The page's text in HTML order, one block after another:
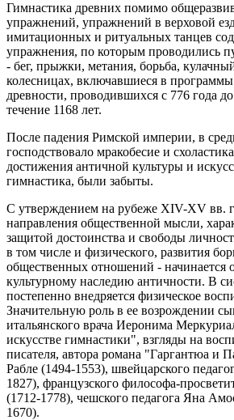
Гимнастика древних помимо
упражнений, упражнений в верховой
имитационных и ритуальных танцев
упражнения, по которым проводились
- бег, прыжки, метания, борьба,
колесницах, включавшиеся в
древности, проводившихся с 776 года
течение 1168 лет.
После падения Римской империи, в
господствовало мракобесие и
достижения античной культуры и
гимнастика, были забыты.
С утверждением на рубеже XIV-XV вв.
направления общественной мысли,
защитой достоинства и свободы
в том числе и физического, развития
общественных отношений - начинается
культурному наследию античности. В
постепенно внедряется физическое
Значительную роль в ее возрождении
итальянского врача Иеронима
искусстве гимнастики", взгляды на
писателя, автора романа "Гаргантюа и
Рабле (1494-1553), швейцарского
1827), французского философа-
(1712-1778), чешского педагога Яна
1670).